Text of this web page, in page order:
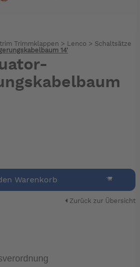
Trimmklappen > Lenco > Schaltsätze
14'
Warenkorb
Zurück zur Übersicht